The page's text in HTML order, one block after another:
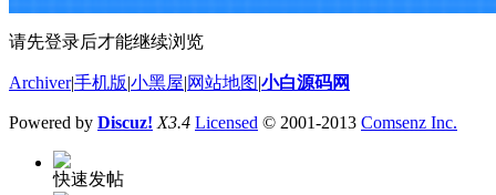
请先登录后才能继续浏览
Archiver|手机版 小黑屋 网站地图 小白源码网
Powered by Discuz! X3.4 Licensed © 2001-2013 Comsenz Inc.
快速发帖